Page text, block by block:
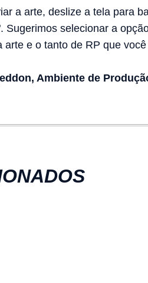
a arte, deslize a tela para
Sugerimos selecionar a
arte e o tanto de RP que
Ambiente de